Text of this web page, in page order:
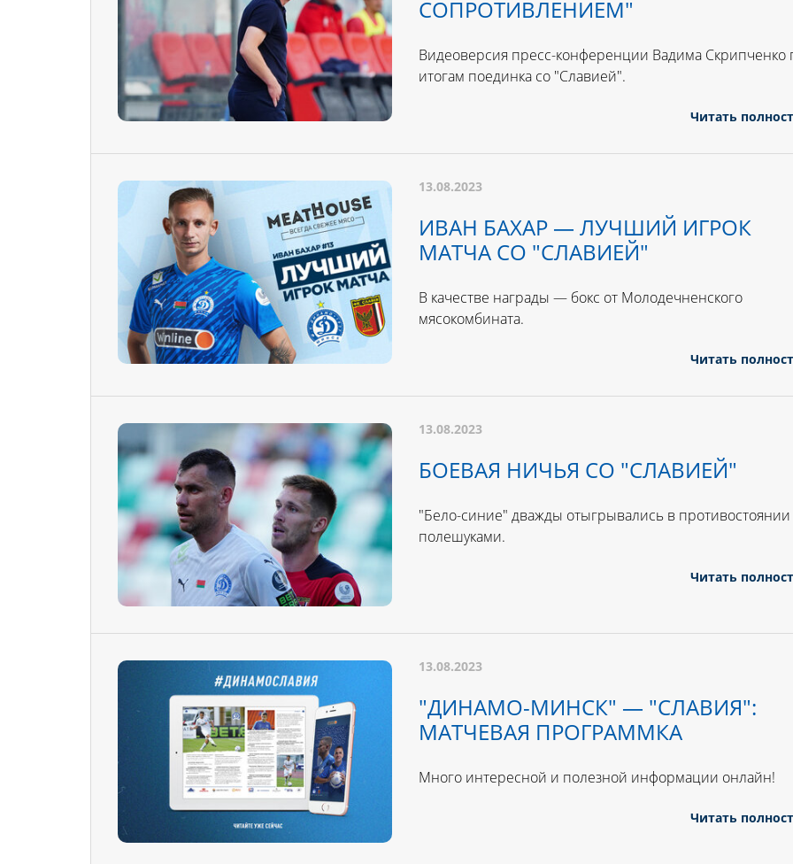
СОПРОТИВЛЕНИЕМ"
Видеоверсия пресс-конференции Вадима Скрипченко
итогам поединка со "Славией".
Читать
13.08.2023
ИВАН БАХАР — ЛУЧШИЙ ИГРОК
МАТЧА СО "СЛАВИЕЙ"
В качестве награды — бокс от Молодечненского
мясокомбината.
Читать
13.08.2023
БОЕВАЯ НИЧЬЯ СО "СЛАВИЕЙ"
"Бело-синие" дважды отыгрывались в противостоянии
полешуками.
Читать
13.08.2023
"ДИНАМО-МИНСК" — "СЛАВИЯ":
МАТЧЕВАЯ ПРОГРАММКА
Много интересной и полезной информации онлайн!
Читать